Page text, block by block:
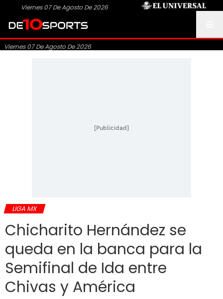
Viernes 07 De Agosto De 2026
Viernes 07 De Agosto De 2026
[Publicidad]
LIGA MX
Chicharito Hernández se
queda en la banca para la
Semifinal de Ida entre
Chivas y América